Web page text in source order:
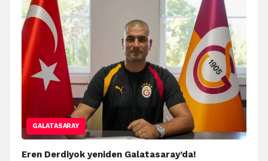
GALATASARAY
Eren Derdiyok yeniden Galatasaray’da!